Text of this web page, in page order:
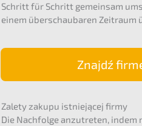
Schritt für Schritt gemein­sam
einem überschau­ba­ren Zeitraum
Znajdź
Zalety zakupu istnie­jącej firmy
Die Nachfol­ge anzutre­ten, indem